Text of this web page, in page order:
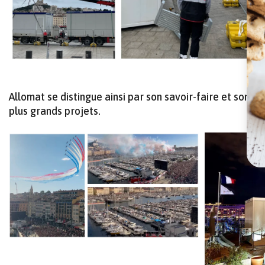
Allomat se distingue ainsi par son savoir-faire et son
plus grands projets.